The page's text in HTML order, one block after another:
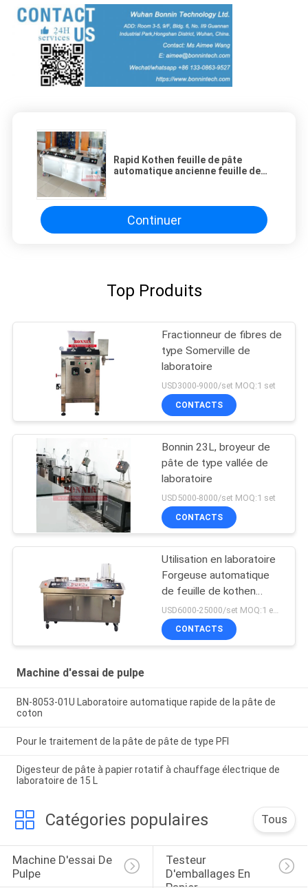
Rapid Kothen feuille de pâte
automatique ancienne feuille de
l'instrument d'essai du papier
Continuer
Top Produits
Fractionneur de fibres de
type Somerville de
laboratoire
USD3000-9000/set MOQ:1 set
CONTACTS
Bonnin 23L, broyeur de
pâte de type vallée de
laboratoire
USD5000-8000/set MOQ:1 set
CONTACTS
Utilisation en laboratoire
Forgeuse automatique
de feuille de kothen
rapide pour papier de
pâte
CONTACTS
Machine d'essai de pulpe
BN-8053-01U Laboratoire automatique rapide de la pâte de
coton
Pour le traitement de la pâte de pâte de type PFI
Digesteur de pâte à papier rotatif à chauffage électrique de
laboratoire de 15 L
Catégories populaires Tous
Machine D'essai De
Pulpe
Testeur
D'emballages En